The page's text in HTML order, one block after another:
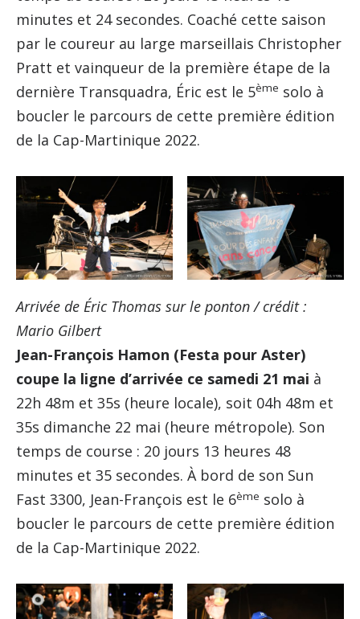
minutes et 24 secondes. Coaché cette saison
par le coureur au large marseillais Christopher
Pratt et vainqueur de la première étape de la
dernière Transquadra, Éric est le 5ème solo à
boucler le parcours de cette première édition
de la Cap-Martinique 2022.
Arrivée de Éric Thomas sur le ponton / crédit :
Mario Gilbert
Jean-François Hamon (Festa pour Aster)
coupe la ligne d’arrivée ce samedi 21 mai à
22h 48m et 35s (heure locale), soit 04h 48m et
35s dimanche 22 mai (heure métropole). Son
temps de course : 20 jours 13 heures 48
minutes et 35 secondes. À bord de son Sun
Fast 3300, Jean-François est le 6ème solo à
boucler le parcours de cette première édition
de la Cap-Martinique 2022.